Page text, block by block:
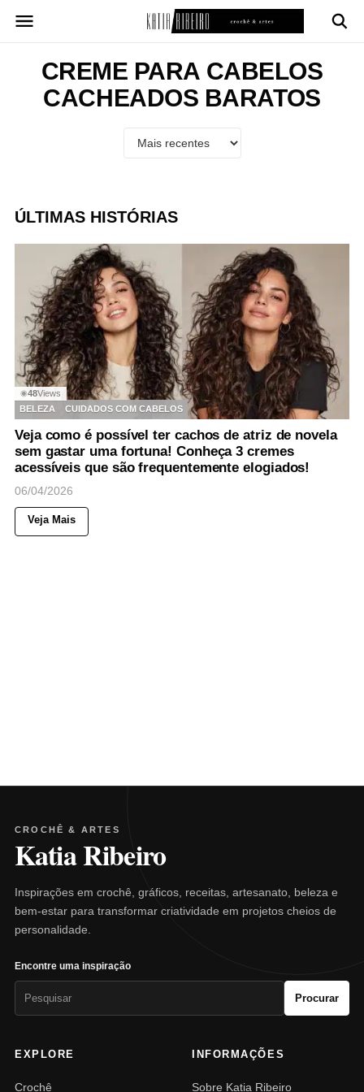
para
conteúdoCREME PARA CABELOS
CACHEADOS BARATOS
ÚLTIMAS HISTÓRIAS
◉48Views
BELEZA
CUIDADOS COM CABELOS
Veja como é possível ter cachos de atriz de novela
sem gastar uma fortuna! Conheça 3 cremes
acessíveis que são frequentemente elogiados!
06/04/2026
Veja Mais
CROCHÊ & ARTES
Katia Ribeiro
Inspirações em crochê, gráficos, receitas, artesanato, beleza e
bem-estar para transformar criatividade em projetos cheios de
personalidade.
Encontre uma inspiração
Procurar
EXPLORE
Crochê
INFORMAÇÕES
Sobre Katia Ribeiro